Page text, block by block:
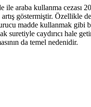
ile araba kullanma cezası
artış göstermiştir. Özellikle
madde kullanmak gibi
suretiyle caydırıcı hale
da temel nedenidir.